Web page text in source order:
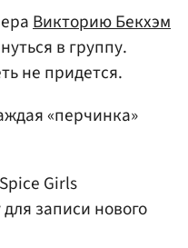
Викторию Бекхэм
в группу.
не придется.
«перчинка»
Girls
записи нового